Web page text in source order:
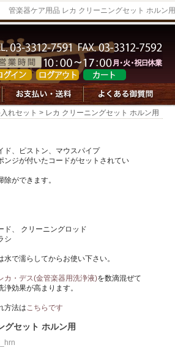
管楽器ケア用品 レカ クリーニングセット ホルン用
れセット > レカ クリーニングセット ホルン用
ド、ピストン、マウスパイプ
ンジが付いたコードがセットされてい
ができます。
ド、 クリーニングロッド
シ
で濡らしてからお使い下さい。
カ・デス(金管楽器用洗浄液)を数滴混ぜて
効果が高まります。
方法はこちらです
グセット ホルン用